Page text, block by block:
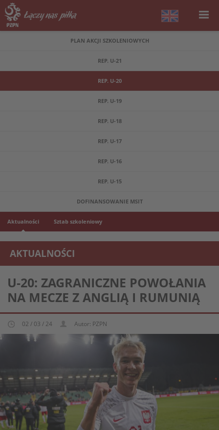
PLAN AKCJI SZKOLENIOWYCH
REP. U-21
REP. U-20
REP. U-19
REP. U-18
REP. U-17
REP. U-16
REP. U-15
DOFINANSOWANIE MSIT
Aktualności Sztab szkoleniowy
AKTUALNOŚCI
REPREZENTACJA MŁODZIEŻOWA U-20
U-20: ZAGRANICZNE POWOŁANIA
NA MECZE Z ANGLIĄ I RUMUNIĄ
02 / 03 / 24 Autor: PZPN